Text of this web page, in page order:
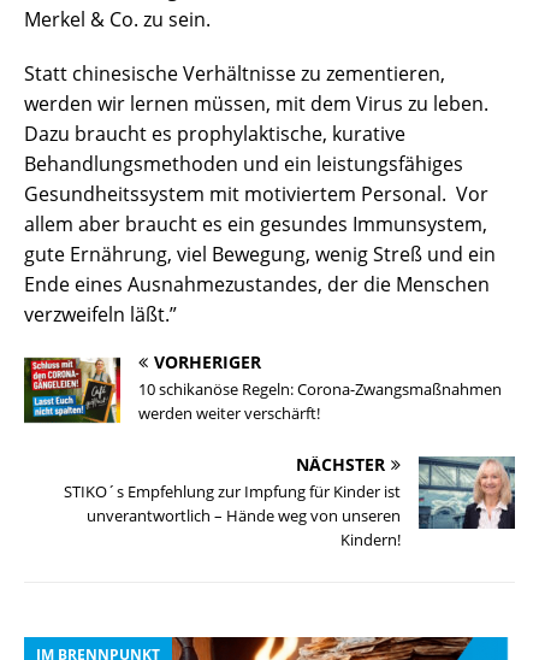
Merkel & Co. zu sein.
Statt chinesische Verhältnisse zu zementieren,
werden wir lernen müssen, mit dem Virus zu leben.
Dazu braucht es prophylaktische, kurative
Behandlungsmethoden und ein leistungsfähiges
Gesundheitssystem mit motiviertem Personal. Vor
allem aber braucht es ein gesundes Immunsystem,
gute Ernährung, viel Bewegung, wenig Streß und ein
Ende eines Ausnahmezustandes, der die Menschen
verzweifeln läßt.”
VORHERIGER
10 schikanöse Regeln: Corona-Zwangsmaßnahmen
werden weiter verschärft!
NÄCHSTER
STIKO´s Empfehlung zur Impfung für Kinder ist
unverantwortlich – Hände weg von unseren
Kindern!
IM BRENNPUNKT